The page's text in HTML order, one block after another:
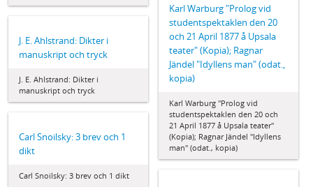
Karl Warburg "Prolog vid
studentspektaklen den 20
och 21 April 1877 å Upsala
teater" (Kopia); Ragnar
Jändel "Idyllens man" (odat.,
kopia)
Karl Warburg "Prolog vid
studentspektaklen den 20 och
21 April 1877 å Upsala teater"
(Kopia); Ragnar Jändel "Idyllens
man" (odat., kopia)
J. E. Ahlstrand: Dikter i
manuskript och tryck
J. E. Ahlstrand: Dikter i
manuskript och tryck
Carl Snoilsky: 3 brev och 1
dikt
Carl Snoilsky: 3 brev och 1 dikt